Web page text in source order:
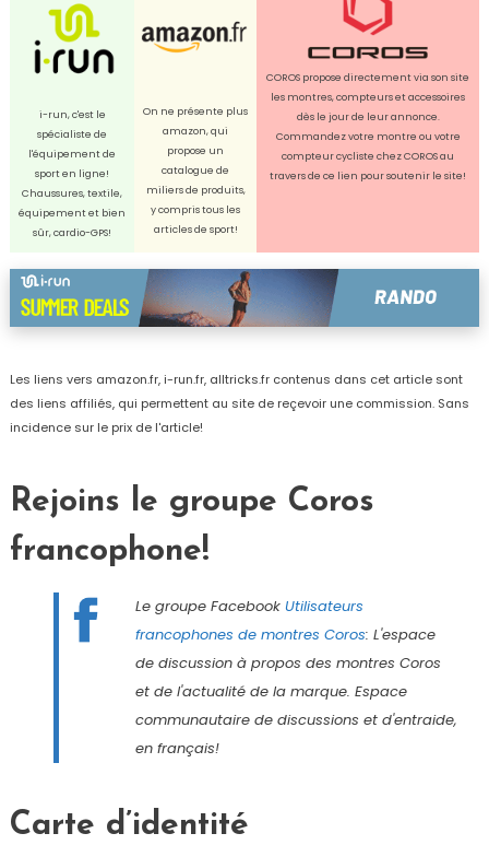
i-run, c'est le
spécialiste de
l'équipement de
sport en ligne!
Chaussures, textile,
équipement et bien
sûr, cardio-GPS!
On ne présente plus
amazon, qui
propose un
catalogue de
miliers de produits,
y compris tous les
articles de sport!
COROS propose directement via son site
les montres, compteurs et accessoires
dès le jour de leur annonce.
Commandez votre montre ou votre
compteur cycliste chez COROS au
travers de ce lien pour soutenir le site!
Les liens vers amazon.fr, i-run.fr, alltricks.fr contenus dans cet article sont
des liens affiliés, qui permettent au site de reçevoir une commission. Sans
incidence sur le prix de l'article!
Rejoins le groupe Coros
francophone!
Le groupe Facebook Utilisateurs
francophones de montres Coros: L'espace
de discussion à propos des montres Coros
et de l'actualité de la marque. Espace
communautaire de discussions et d'entraide,
en français!
Carte d’identité